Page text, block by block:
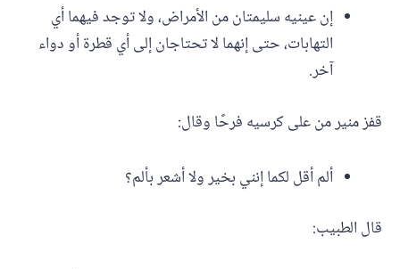
إن عينيه سليمتان من الأمراض، ولا توجد فيهما أي
التهابات، حتى إنهما لا تحتاجان إلى أي قطرة أو دواء
آخر.
قفز منير من على كرسيه فرحًا وقال:
ألم أقل لكما إنني بخير ولا أشعر بألم؟
قال الطبيب: